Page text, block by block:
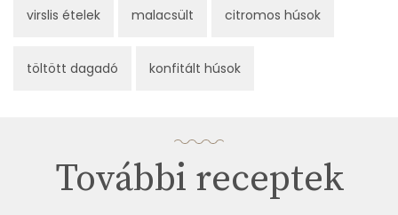
virslis ételek malacsült citromos húsok
töltött dagadó konfitált húsok
További receptek